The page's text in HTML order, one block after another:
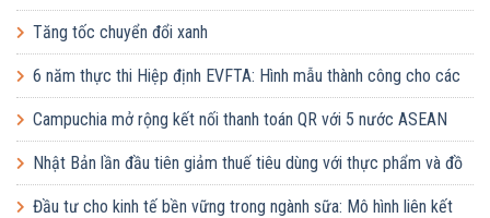
Tăng tốc chuyển đổi xanh
6 năm thực thi Hiệp định EVFTA: Hình mẫu thành công cho các
khuôn khổ hợp tác quốc tế
Campuchia mở rộng kết nối thanh toán QR với 5 nước ASEAN
Nhật Bản lần đầu tiên giảm thuế tiêu dùng với thực phẩm và đồ
uống
Đầu tư cho kinh tế bền vững trong ngành sữa: Mô hình liên kết